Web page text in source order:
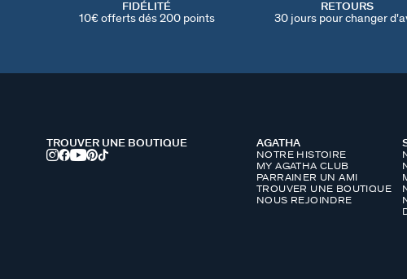
FIDÉLITÉ
10€ offerts dés 200 points
RETOURS
30 jours pour changer
AGATHA
NOTRE HISTOIRE
MY AGATHA CLUB
PARRAINER UN AMI
TROUVER UNE BOUTIQUE
NOUS REJOINDRE
TROUVER UNE BOUTIQUE